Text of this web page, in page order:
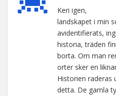
Keri igen,
landskapet i min
avidentifierats,
historia, träden
borta. Om man
orter sker en
Historien raderas
detta. De gamla